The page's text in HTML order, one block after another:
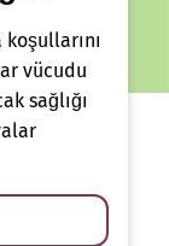
vücudu
sağlığı